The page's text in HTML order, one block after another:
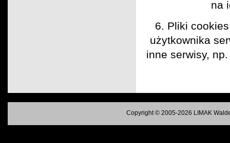
na
6. Pliki
użytkownika
inne serwisy,
Copyright © 2005-2026 LIMAK